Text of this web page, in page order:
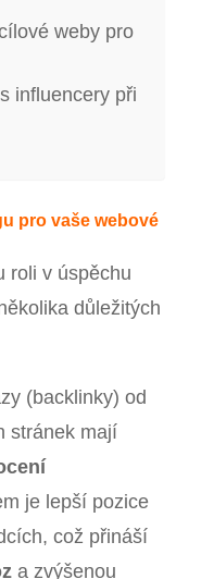
weby pro
influencery při
pro vaše webové
roli v úspěchu
důležitých
(backlinky) od
stránek mají
je lepší pozice
což přináší
a zvýšenou